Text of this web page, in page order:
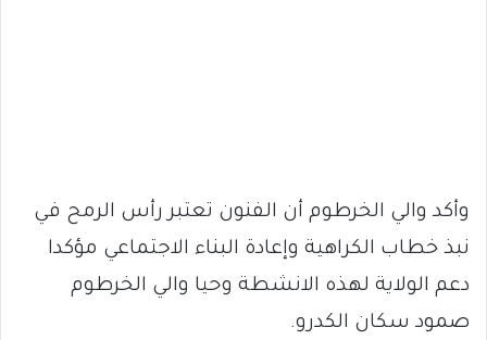
وأكد والي الخرطوم أن الفنون تعتبر رأس الرمح في
نبذ خطاب الكراهية وإعادة البناء الاجتماعي مؤكدا
دعم الولاية لهذه الانشطة وحيا والي الخرطوم
صمود سكان الكدرو.